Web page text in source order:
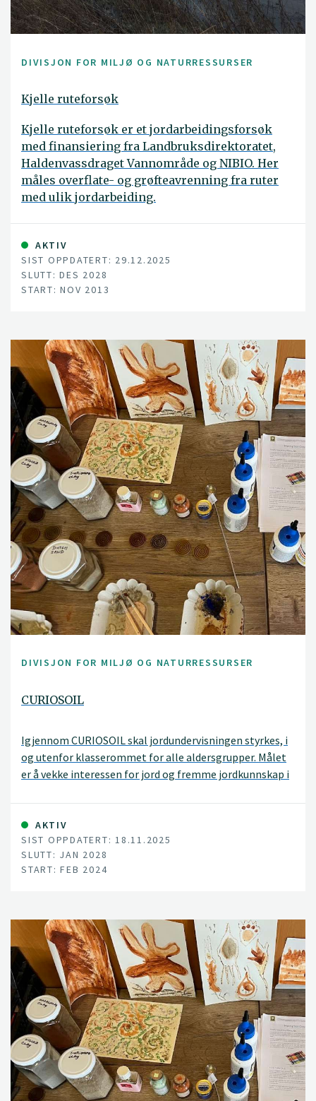
DIVISJON FOR MILJØ OG NATURRESSURSER
Kjelle ruteforsøk
Kjelle ruteforsøk er et jordarbeidingsforsøk
med finansiering fra Landbruksdirektoratet,
Haldenvassdraget Vannområde og NIBIO. Her
måles overflate- og grøfteavrenning fra ruter
med ulik jordarbeiding.
AKTIV
SIST OPPDATERT: 29.12.2025
SLUTT: DES 2028
START: NOV 2013
DIVISJON FOR MILJØ OG NATURRESSURSER
CURIOSOIL
Igjennom CURIOSOIL skal jordundervisningen styrkes, i
og utenfor klasserommet for alle aldersgrupper. Målet
er å vekke interessen for jord og fremme jordkunnskap i
AKTIV
SIST OPPDATERT: 18.11.2025
SLUTT: JAN 2028
START: FEB 2024